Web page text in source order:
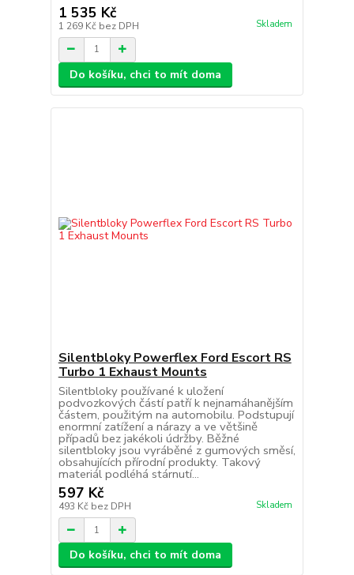
1 535 Kč
1 269 Kč bez DPH Skladem
Do košíku, chci to mít doma
Silentbloky Powerflex Ford Escort RS
Turbo 1 Exhaust Mounts
Silentbloky používané k uložení
podvozkových částí patří k nejnamáhanějším
částem, použitým na automobilu. Podstupují
enormní zatížení a nárazy a ve většině
případů bez jakékoli údržby. Běžné
silentbloky jsou vyráběné z gumových směsí,
obsahujících přírodní produkty. Takový
materiál podléhá stárnutí...
597 Kč
493 Kč bez DPH Skladem
Do košíku, chci to mít doma